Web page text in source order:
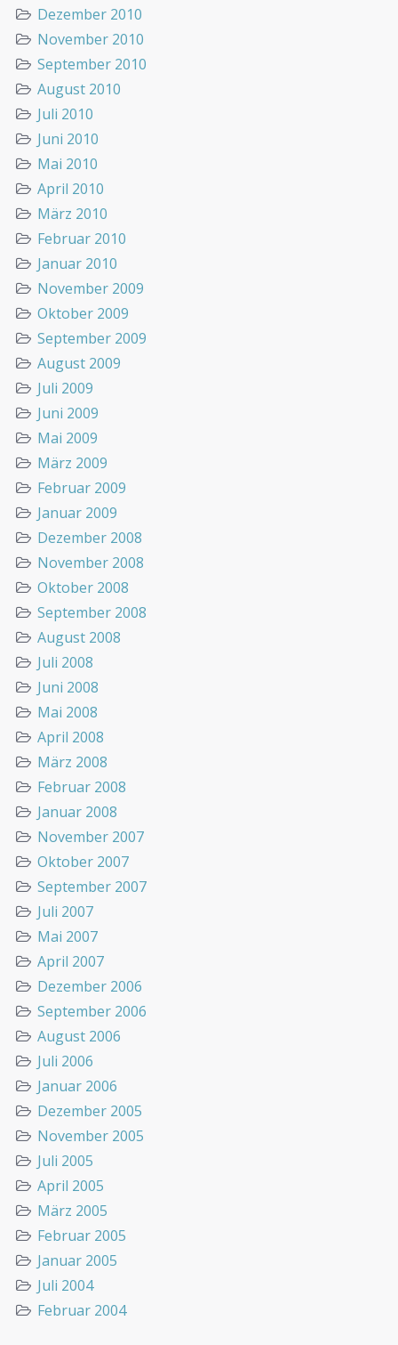
Dezember 2010
November 2010
September 2010
August 2010
Juli 2010
Juni 2010
Mai 2010
April 2010
März 2010
Februar 2010
Januar 2010
November 2009
Oktober 2009
September 2009
August 2009
Juli 2009
Juni 2009
Mai 2009
März 2009
Februar 2009
Januar 2009
Dezember 2008
November 2008
Oktober 2008
September 2008
August 2008
Juli 2008
Juni 2008
Mai 2008
April 2008
März 2008
Februar 2008
Januar 2008
November 2007
Oktober 2007
September 2007
Juli 2007
Mai 2007
April 2007
Dezember 2006
September 2006
August 2006
Juli 2006
Januar 2006
Dezember 2005
November 2005
Juli 2005
April 2005
März 2005
Februar 2005
Januar 2005
Juli 2004
Februar 2004